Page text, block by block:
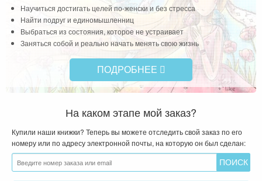
Научиться достигать целей по-женски и без стресса
Найти подруг и единомышленниц
Выбраться из состояния, которое не устраивает
Заняться собой и реально начать менять свою жизнь
ПОДРОБНЕЕ
На каком этапе мой заказ?
Купили наши книжки? Теперь вы можете отследить свой заказ по его
номеру или по адресу электронной почты, на которую он был сделан: